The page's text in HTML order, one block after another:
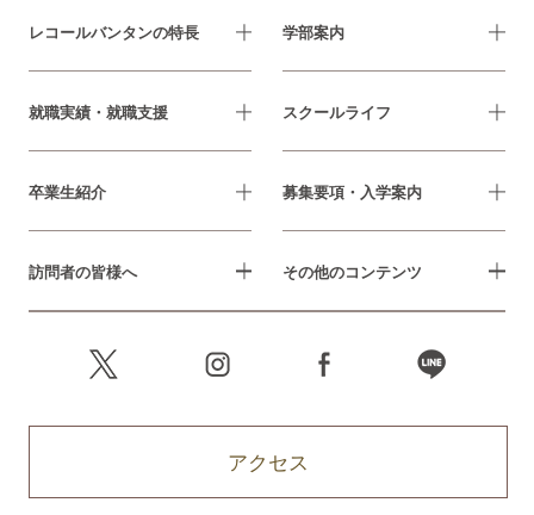
レコールバンタンの特長 学部案内
就職実績・就職支援 スクールライフ
卒業生紹介 募集要項・入学案内
訪問者の皆様へ その他のコンテンツ
アクセス